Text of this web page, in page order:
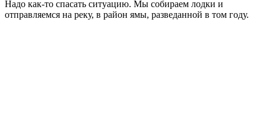
Надо как-то спасать ситуацию. Мы собираем лодки и
отправляемся на реку, в район ямы, разведанной в том году.